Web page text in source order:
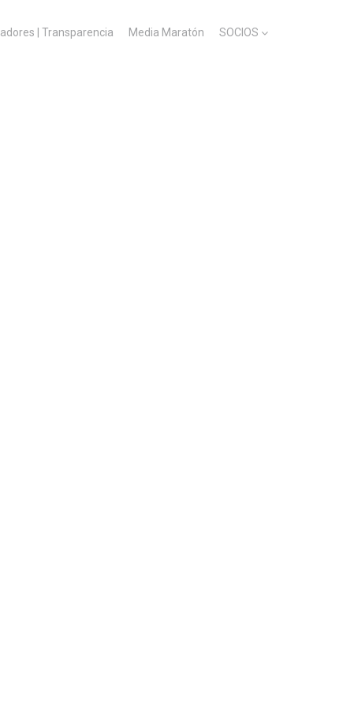
| Transparencia Media Maratón
SOCIOS